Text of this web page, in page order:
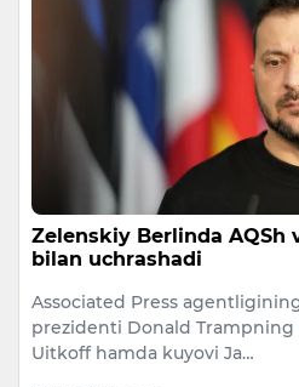
Zelenskiy Berlinda AQSh
bilan uchrashadi
Associated Press
prezidenti Donald Trampning
Uitkoff hamda kuyovi Ja…